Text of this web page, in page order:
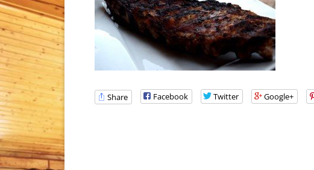
Share Facebook Twitter Google+